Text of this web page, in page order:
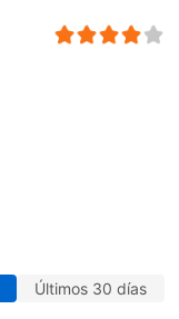
Últimos 30 días